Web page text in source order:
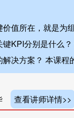
价值所在，就是为
键KPI分别是什么
决方案？ 本课程
查看讲师详情>>